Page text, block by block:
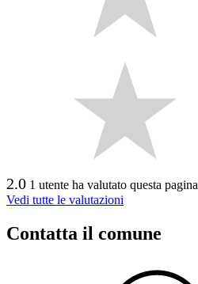
2.0 1 utente ha valutato questa pagina
Vedi tutte le valutazioni
Contatta il comune